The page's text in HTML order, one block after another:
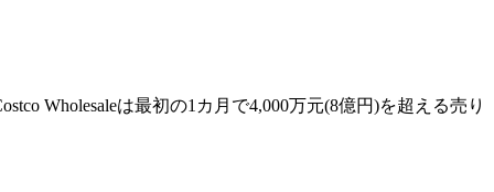
Wholesaleは最初の1カ月で4,000万元(8億円)を超える売り